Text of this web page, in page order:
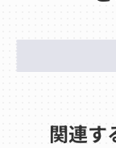
関連す